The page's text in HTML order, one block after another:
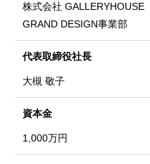
株式会社 GALLERYHOUSE
GRAND DESIGN事業部
代表取締役社長
大槻 敬子
資本金
1,000万円